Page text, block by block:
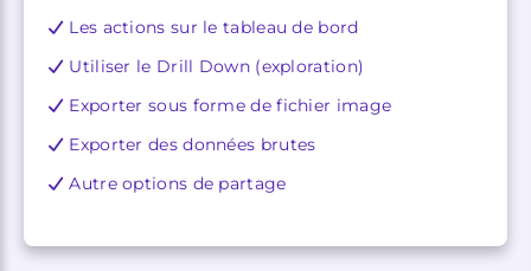
Les actions sur le tableau de bord
Utiliser le Drill Down (exploration)
Exporter sous forme de fichier image
Exporter des données brutes
Autre options de partage